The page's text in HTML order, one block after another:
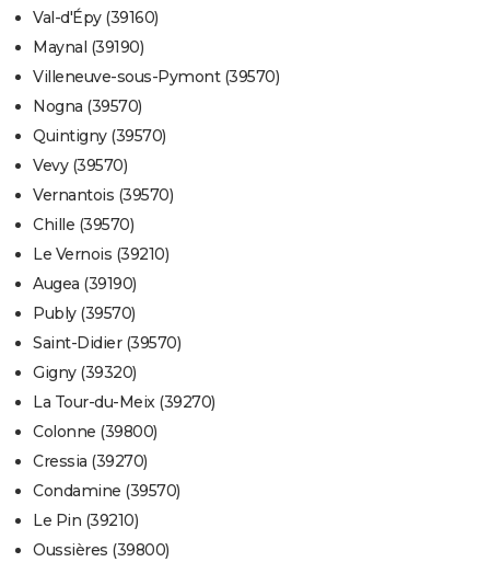
Val-d'Épy (39160)
Maynal (39190)
Villeneuve-sous-Pymont (39570)
Nogna (39570)
Quintigny (39570)
Vevy (39570)
Vernantois (39570)
Chille (39570)
Le Vernois (39210)
Augea (39190)
Publy (39570)
Saint-Didier (39570)
Gigny (39320)
La Tour-du-Meix (39270)
Colonne (39800)
Cressia (39270)
Condamine (39570)
Le Pin (39210)
Oussières (39800)